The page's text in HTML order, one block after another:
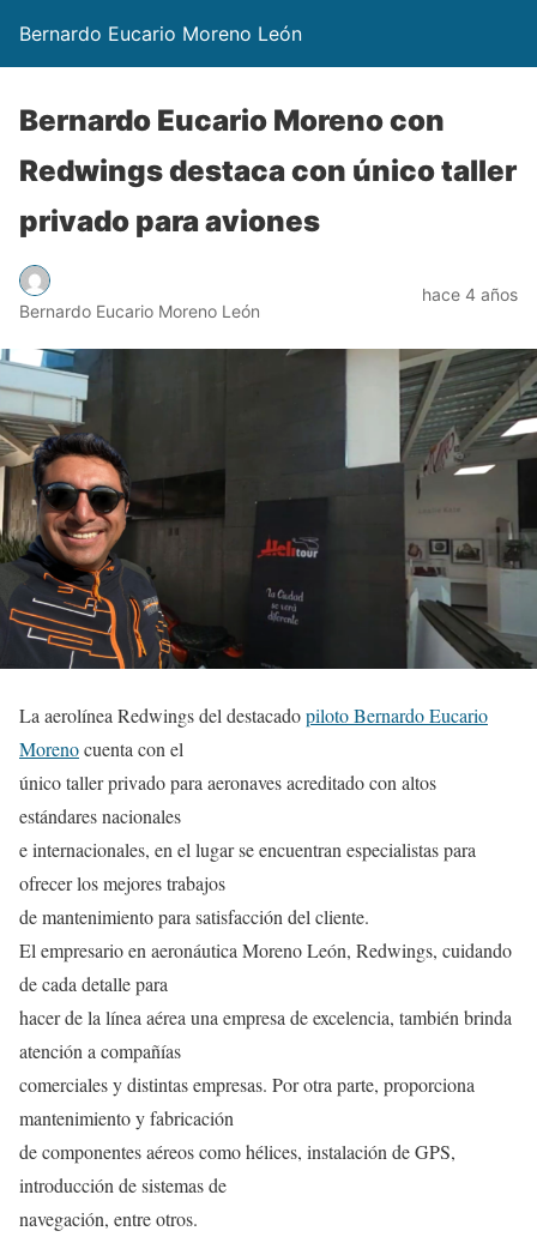
Bernardo Eucario Moreno León
Bernardo Eucario Moreno con
Redwings destaca con único taller
privado para aviones
Bernardo Eucario Moreno León
hace 4 años
La aerolínea Redwings del destacadopiloto Bernardo Eucario
Morenocuenta con el
único taller privado para aeronaves acreditado con altos
estándares nacionales
e internacionales, en el lugar se encuentran especialistas para
ofrecer los mejores trabajos
de mantenimiento para satisfacción del cliente.
El empresario en aeronáutica Moreno León, Redwings, cuidando
de cada detalle para
hacer de la línea aérea una empresa de excelencia, también brinda
atención a compañías
comerciales y distintas empresas. Por otra parte, proporciona
mantenimiento y fabricación
de componentes aéreos como hélices, instalación de GPS,
introducción de sistemas de
navegación, entre otros.